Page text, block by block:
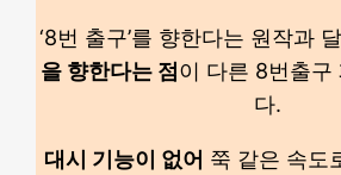
‘8번 출구’를 향한다는 원작과
을 향한다는 점 이 다른 8번출구
다.
대시 기능이 없어 쭉 같은 속도